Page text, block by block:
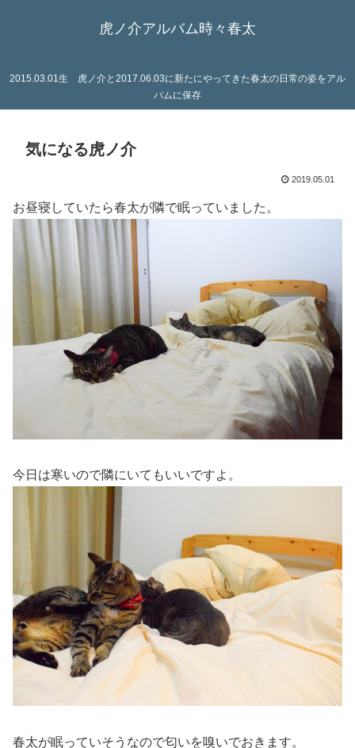
虎ノ介アルバム時々春太
2015.03.01生 虎ノ介と2017.06.03に新たにやってきた春太の日常の姿をアル
バムに保存
気になる虎ノ介
2019.05.01
お昼寝していたら春太が隣で眠っていました。
今日は寒いので隣にいてもいいですよ。
春太が眠っていそうなので匂いを嗅いでおきます。